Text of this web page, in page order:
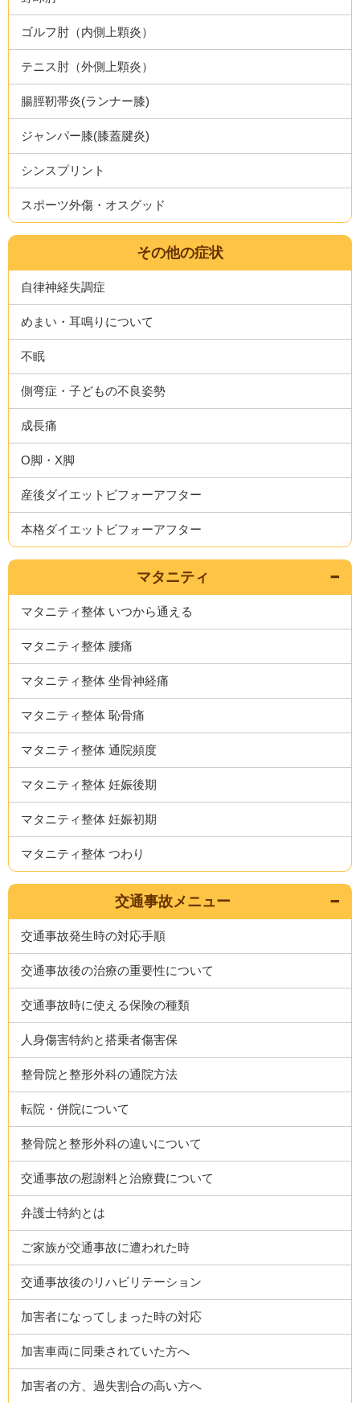
ゴルフ肘（内側上顆炎）
テニス肘（外側上顆炎）
腸脛靭帯炎(ランナー膝)
ジャンパー膝(膝蓋腱炎)
シンスプリント
スポーツ外傷・オスグッド
その他の症状
自律神経失調症
めまい・耳鳴りについて
不眠
側弯症・子どもの不良姿勢
成長痛
O脚・X脚
産後ダイエットビフォーアフター
本格ダイエットビフォーアフター
マタニティ
マタニティ整体 いつから通える
マタニティ整体 腰痛
マタニティ整体 坐骨神経痛
マタニティ整体 恥骨痛
マタニティ整体 通院頻度
マタニティ整体 妊娠後期
マタニティ整体 妊娠初期
マタニティ整体 つわり
交通事故メニュー
交通事故発生時の対応手順
交通事故後の治療の重要性について
交通事故時に使える保険の種類
人身傷害特約と搭乗者傷害保
整骨院と整形外科の通院方法
転院・併院について
整骨院と整形外科の違いについて
交通事故の慰謝料と治療費について
弁護士特約とは
ご家族が交通事故に遭われた時
交通事故後のリハビリテーション
加害者になってしまった時の対応
加害車両に同乗されていた方へ
加害者の方、過失割合の高い方へ